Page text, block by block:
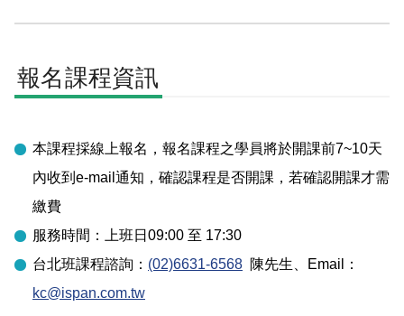
報名課程資訊
本課程採線上報名，報名課程之學員將於開課前7~10天
內收到e-mail通知，確認課程是否開課，若確認開課才需
繳費
服務時間：上班日09:00 至 17:30
台北班課程諮詢： (02)6631-6568 陳先生 、Email：
kc@ispan.com.tw